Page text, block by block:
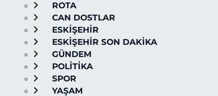
ROTA
CAN DOSTLAR
ESKİŞEHİR
ESKİŞEHİR SON DAKİKA
GÜNDEM
POLİTİKA
SPOR
YAŞAM